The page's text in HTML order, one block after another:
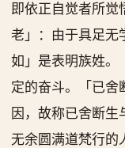
即依正自觉者所觉
老」：由于具足无
如」是表明族姓。
定的奋斗。「已舍
因，故称已舍断
无余圆满道梵行的